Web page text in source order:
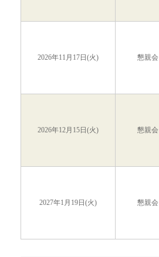
2026年11月17日(火) 懇親会
2026年12月15日(火) 懇親会
2027年1月19日(火) 懇親会